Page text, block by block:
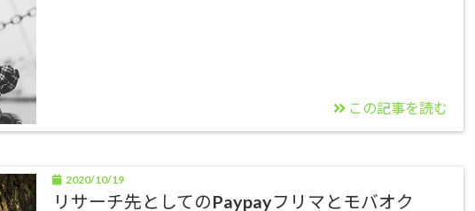
この記事を読む
2020/10/19
リサーチ先としてのPaypayフリマとモバオク